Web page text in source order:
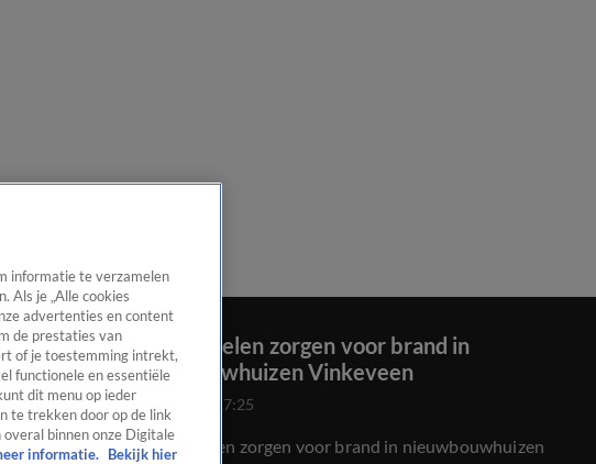
Zonnepanelen zorgen voor brand in
nieuwbouwhuizen Vinkeveen
24 juli 2020, 17:25
Zonnepanelen zorgen voor brand in nieuwbouwhuizen
informatie te verzamelen
Als je „Alle cookies
advertenties en content
de prestaties van
of je toestemming intrekt,
functionele en essentiële
dit menu op ieder
te trekken door op de link
binnen onze Digitale
informatie.
Bekijk hier